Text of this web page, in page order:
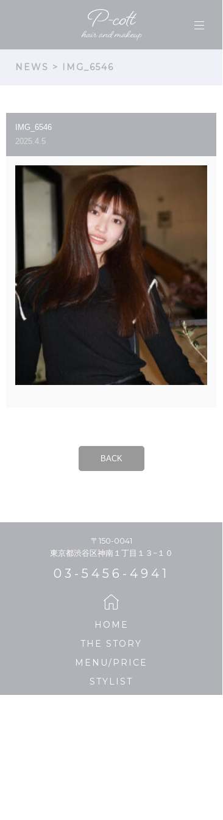
NEWS > IMG_6546
IMG_6546
2025.4.5
BACK
〒150-0041
東京都渋谷区神南１丁目１３−１０
03-5456-4941
HOME
THE STORY
MENU/PRICE
STYLIST